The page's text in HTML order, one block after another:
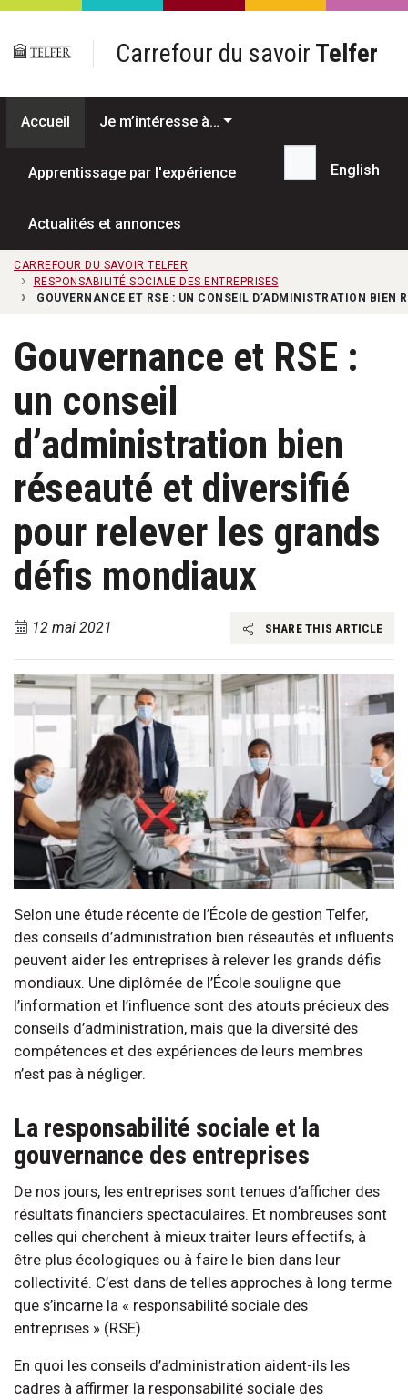
Passer au contenu principal
Carrefour du savoir Telfer
Accueil Je m’intéresse à…
Apprentissage par l'expérience
Actualités et annonces
Recherche...
English
CARREFOUR DU SAVOIR TELFER
RESPONSABILITÉ SOCIALE DES ENTREPRISES
GOUVERNANCE ET RSE : UN CONSEIL D’ADMINISTRATION BIEN
Gouvernance et RSE :
un conseil
d’administration bien
réseauté et diversifié
pour relever les grands
défis mondiaux
12 mai 2021 SHARE THIS ARTICLE
Selon une étude récente de l’École de gestion Telfer,
des conseils d’administration bien réseautés et influents
peuvent aider les entreprises à relever les grands défis
mondiaux. Une diplômée de l’École souligne que
l’information et l’influence sont des atouts précieux des
conseils d’administration, mais que la diversité des
compétences et des expériences de leurs membres
n’est pas à négliger.
La responsabilité sociale et la
gouvernance des entreprises
De nos jours, les entreprises sont tenues d’afficher des
résultats financiers spectaculaires. Et nombreuses sont
celles qui cherchent à mieux traiter leurs effectifs, à
être plus écologiques ou à faire le bien dans leur
collectivité. C’est dans de telles approches à long terme
que s’incarne la « responsabilité sociale des
entreprises » (RSE).
En quoi les conseils d’administration aident-ils les
cadres à affirmer la responsabilité sociale des